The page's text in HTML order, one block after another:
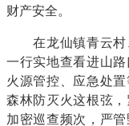
财产安全。
在龙仙镇青云村
一行实地查看进山
火源管控、应急处
森林防灭火这根弦
加密巡查频次，严